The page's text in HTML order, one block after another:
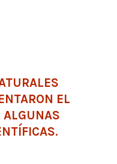
EL
ALGUNAS